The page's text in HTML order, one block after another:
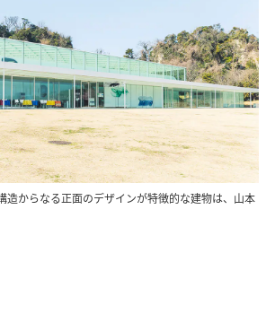
造からなる正面のデザインが特徴的な建物は、山本